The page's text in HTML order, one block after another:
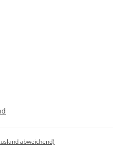
abweichend)